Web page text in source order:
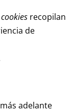
cookies recopilan
de
adelante